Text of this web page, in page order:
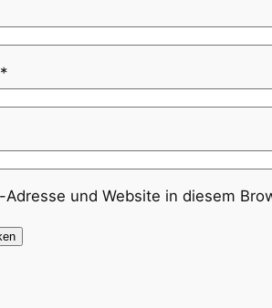
*
Adresse und Website in diesem